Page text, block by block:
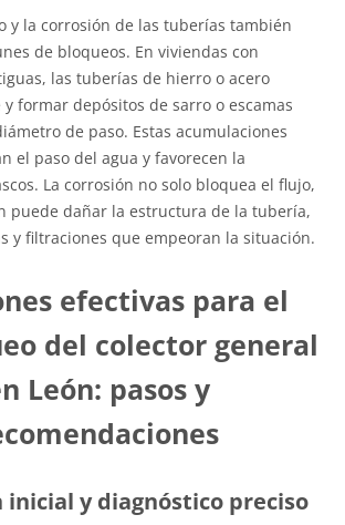
y la corrosión de las tuberías también
de bloqueos. En viviendas con
las tuberías de hierro o acero
formar depósitos de sarro o escamas
de paso. Estas acumulaciones
el paso del agua y favorecen la
La corrosión no solo bloquea el flujo,
puede dañar la estructura de la tubería,
y filtraciones que empeoran la situación.
efectivas para el
del colector general
León: pasos y
inicial y diagnóstico preciso